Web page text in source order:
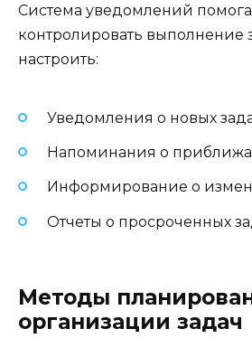
Система уведомлений
контролировать выполнение
настроить:
Уведомления о новых
Напоминания о
Информирование о
Отчеты о просроченных
Методы
организации задач